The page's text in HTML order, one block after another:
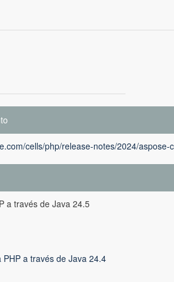
cells/php/release-notes/2024/
a través de Java 24.5
PHP a través de Java 24.4